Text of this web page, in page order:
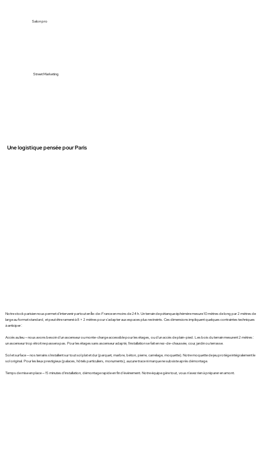
Salon pro
Street Marketing
Une logistique pensée pour Paris
Notre stock parisien nous permet d'intervenir partout en Île-de-France en moins de 24 h. Un terrain de pétanque éphémère mesure 10 mètres de long par 2 mètres de
large au format standard, et peut être ramené à 8 × 2 mètres pour s'adapter aux espaces plus restreints. Ces dimensions impliquent quelques contraintes techniques
à anticiper :
Accès au lieu — nous avons besoin d'un ascenseur ou monte-charge accessible pour les étages, ou d'un accès de plain-pied. Les bois du terrain mesurent 2 mètres :
un ascenseur trop étroit ne passera pas. Pour les étages sans ascenseur adapté, l'installation se fait en rez-de-chaussée, cour, jardin ou terrasse.
Sol et surface — nos terrains s'installent sur tout sol plat et dur (parquet, marbre, béton, pierre, carrelage, moquette). Notre moquette de jeu protège intégralement le
sol original. Pour les lieux prestigieux (palaces, hôtels particuliers, monuments), aucune trace ni marque ne subsiste après démontage.
Temps de mise en place — 15 minutes d'installation, démontage rapide en fin d'événement. Notre équipe gère tout, vous n'avez rien à préparer en amont.